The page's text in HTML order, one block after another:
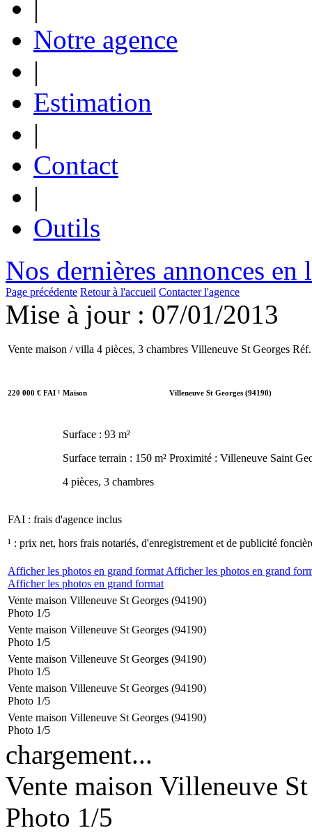
|
Notre agence
|
Estimation
|
Contact
|
Outils
Nos dernières annonces en
Page précédente Retour à l'accueil Contacter l'agence
Mise à jour : 07/01/2013
Vente maison / villa 4 pièces, 3 chambres Villeneuve St Georges
220 000 € FAI ¹ Maison Villeneuve St Georges (94190)
Surface : 93 m²
Surface terrain : 150 m²
4 pièces, 3 chambres
Proximité : Villeneuve Saint
FAI : frais d'agence inclus
¹ : prix net, hors frais notariés, d'enregistrement et de publicité
Afficher les photos en grand format Afficher les photos en grand
Afficher les photos en grand format
Vente maison Villeneuve St Georges (94190)
Photo 1/5
Vente maison Villeneuve St Georges (94190)
Photo 1/5
Vente maison Villeneuve St Georges (94190)
Photo 1/5
Vente maison Villeneuve St Georges (94190)
Photo 1/5
Vente maison Villeneuve St Georges (94190)
Photo 1/5
chargement...
Vente maison Villeneuve
Photo 1/5